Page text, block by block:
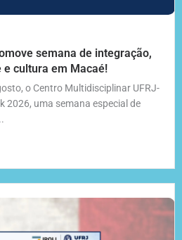
semana de integração,
e cultura em Macaé!
o Centro Multidisciplinar UFRJ-
2026, uma semana especial de